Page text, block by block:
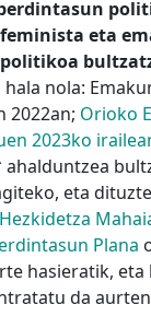
eta
hala nola:
2022an; Orioko
2023ko
eta
Hezkidetza
Plana
hasieratik,
da